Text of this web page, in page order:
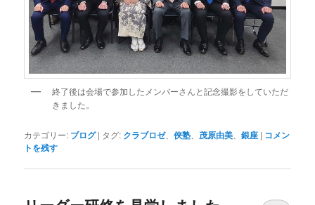
終了後は会場で参加したメンバーさんと記念撮影をしていただ
きました。
カテゴリー: ブログ | タグ: クラブロゼ、俠塾 茂原由美 、銀座 | コメン
トを残す